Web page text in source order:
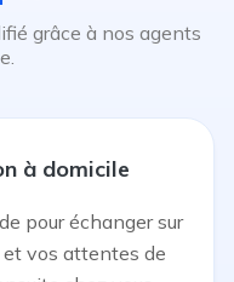
grâce à nos agents
à domicile
pour échanger sur
vos attentes de